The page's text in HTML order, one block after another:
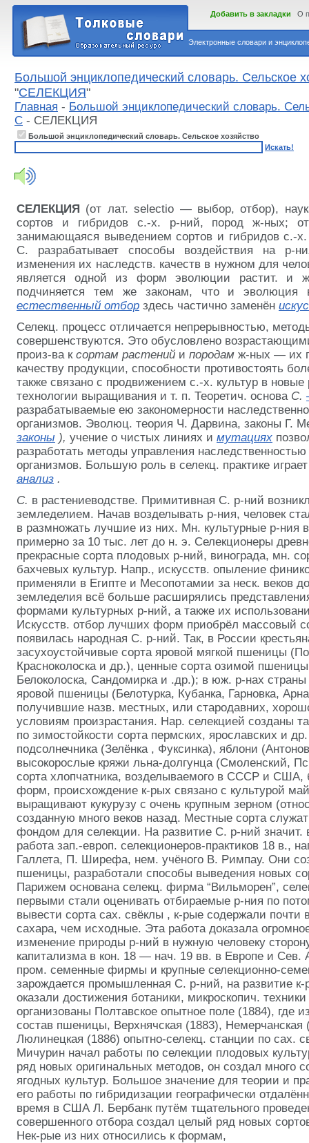
Электронные словари и
Добавить в закладки О
Большой энциклопедический словарь. Сельское
"СЕЛЕКЦИЯ"
Главная - Большой энциклопедический словарь.
С - СЕЛЕКЦИЯ
Большой энциклопедический словарь. Сельское хозяйство
Искать!
СЕЛЕКЦИЯ (от лат. selectio — выбор, отбор),
сортов и гибридов с.-х. р-ний, пород ж-ных;
занимающаяся выведением сортов и гибридов с.-
С. разрабатывает способы воздействия на
изменения их наследств. качеств в нужном для
является одной из форм эволюции растит. и
подчиняется тем же законам, что и эволюция
естественный отбор здесь частично заменён
Селекц. процесс отличается непрерывностью,
совершенствуются. Это обусловлено
произ-ва к сортам растений и породам ж-ных — их
качеству продукции, способности противостоять
также связано с продвижением с.-х. культур в
технологии выращивания и т. п. Теоретич. основа С.
разрабатываемые ею закономерности
организмов. Эволюц. теория Ч. Дарвина, законы Г.
законы ), учение о чистых линиях и мутациях
разработать методы управления
организмов. Большую роль в селекц. практике
анализ .
С. в растениеводстве. Примитивная С. р-ний
земледелием. Начав возделывать р-ния, человек
в размножать лучшие из них. Мн. культурные р-ния
примерно за 10 тыс. лет до н. э. Селекционеры
прекрасные сорта плодовых р-ний, винограда, мн.
бахчевых культур. Напр., искусств. опыление
применяли в Египте и Месопотамии за неск. веков
земледелия всё больше расширялись
формами культурных р-ний, а также их
Искусств. отбор лучших форм приобрёл массовый
появилась народная С. р-ний. Так, в России
засухоустойчивые сорта яровой мягкой пшеницы
Красноколоска и др.), ценные сорта озимой
Белоколоска, Сандомирка и .др.); в юж. р-нах
яровой пшеницы (Белотурка, Кубанка, Гарновка,
получившие назв. местных, или стародавних,
условиям произрастания. Нар. селекцией созданы
по зимостойкости сорта пермских, ярославских и
подсолнечника (Зелёнка , Фуксинка), яблони
высокорослые кряжи льна-долгунца (Смоленский,
сорта хлопчатника, возделываемого в СССР и США,
форм, происхождение к-рых связано с культурой
выращивают кукурузу с очень крупным зерном
созданную много веков назад. Местные сорта
фондом для селекции. На развитие С. р-ний значит.
работа зап.-европ. селекционеров-практиков 18 в.,
Галлета, П. Ширефа, нем. учёного В. Римпау. Они
пшеницы, разработали способы выведения новых
Парижем основана селекц. фирма “Вильморен”,
первыми стали оценивать отбираемые р-ния по
вывести сорта сах. свёклы , к-рые содержали почти
сахара, чем исходные. Эта работа доказала
изменение природы р-ний в нужную человеку
капитализма в кон. 18 — нач. 19 вв. в Европе и Сев.
пром. семенные фирмы и крупные селекционно-
зарождается промышленная С. р-ний, на развитие
оказали достижения ботаники, микроскопич.
организованы Полтавское опытное поле (1884), где
состав пшеницы, Верхнячская (1883), Немерчанская
Люлинецкая (1886) опытно-селекц. станции по сах.
Мичурин начал работы по селекции плодовых
ряд новых оригинальных методов, он создал много
ягодных культур. Большое значение для теории и
его работы по гибридизации географически
время в США Л. Бербанк путём тщательного
совершенного отбора создал целый ряд новых
Нек-рые из них относились к формам,